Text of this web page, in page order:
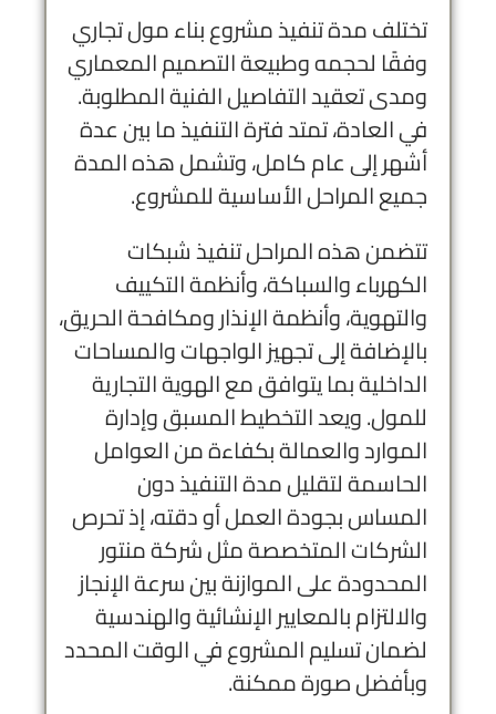
تختلف مدة تنفيذ مشروع بناء مول تجاري
وفقًا لحجمه وطبيعة التصميم المعماري
ومدى تعقيد التفاصيل الفنية المطلوبة.
في العادة، تمتد فترة التنفيذ ما بين عدة
أشهر إلى عام كامل، وتشمل هذه المدة
جميع المراحل الأساسية للمشروع.
تتضمن هذه المراحل تنفيذ شبكات
الكهرباء والسباكة، وأنظمة التكييف
والتهوية، وأنظمة الإنذار ومكافحة الحريق،
بالإضافة إلى تجهيز الواجهات والمساحات
الداخلية بما يتوافق مع الهوية التجارية
للمول. ويعد التخطيط المسبق وإدارة
الموارد والعمالة بكفاءة من العوامل
الحاسمة لتقليل مدة التنفيذ دون
المساس بجودة العمل أو دقته، إذ تحرص
الشركات المتخصصة مثل شركة منتور
المحدودة على الموازنة بين سرعة الإنجاز
والالتزام بالمعايير الإنشائية والهندسية
لضمان تسليم المشروع في الوقت المحدد
وبأفضل صورة ممكنة.